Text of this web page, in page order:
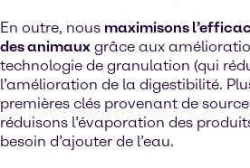
En outre, nous maximisons
des animaux grâce aux
technologie de granulation (qui
l’amélioration de la digestibilité.
premières clés provenant de
réduisons l’évaporation des
besoin d’ajouter de l’eau.